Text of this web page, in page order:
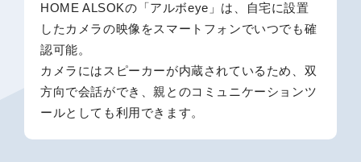
HOME ALSOKの「アルボeye」は、自宅に設置
したカメラの映像をスマートフォンでいつでも確
認可能。
カメラにはスピーカーが内蔵されているため、双
方向で会話ができ、親とのコミュニケーションツ
ールとしても利用できます。